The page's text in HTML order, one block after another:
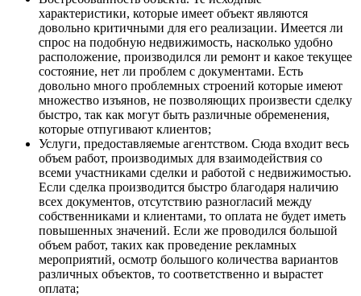
характеристики, которые имеет объект являются
довольно критичными для его реализации. Имеется ли
спрос на подобную недвижимость, насколько удобно
расположение, производился ли ремонт и какое текущее
состояние, нет ли проблем с документами. Есть
довольно много проблемных строений которые имеют
множество изъянов, не позволяющих произвести сделку
быстро, так как могут быть различные обременения,
которые отпугивают клиентов;
Услуги, предоставляемые агентством. Сюда входит весь
объем работ, производимых для взаимодействия со
всеми участниками сделки и работой с недвижимостью.
Если сделка производится быстро благодаря наличию
всех документов, отсутствию разногласий между
собственниками и клиентами, то оплата не будет иметь
повышенных значений. Если же проводился большой
объем работ, таких как проведение рекламных
мероприятий, осмотр большого количества вариантов
различных объектов, то соответственно и вырастет
оплата;